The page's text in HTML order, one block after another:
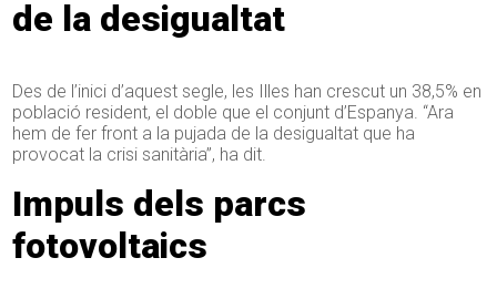
de la desigualtat
Des de l’inici d’aquest segle, les Illes han crescut un 38,5% en
població resident, el doble que el conjunt d’Espanya. “Ara
hem de fer front a la pujada de la desigualtat que ha
provocat la crisi sanitària”, ha dit.
Impuls dels parcs
fotovoltaics